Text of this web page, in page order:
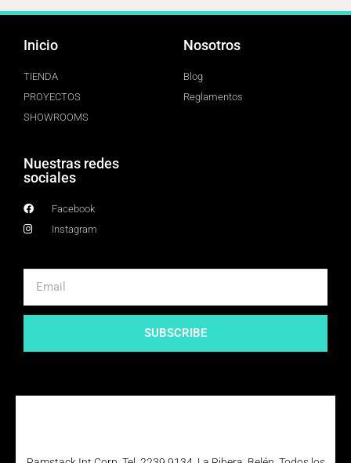
Inicio
TIENDA
PROYECTOS
SHOWROOMS
Nosotros
Blog
Reglamentos
Nuestras redes
sociales
Facebook
Instagram
SUBSCRIBE